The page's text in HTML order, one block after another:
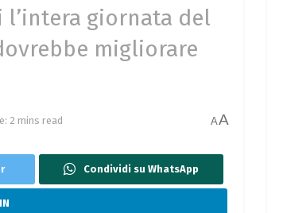
l’intera giornata del
migliorare
2 mins read AA
Condividi su WhatsApp